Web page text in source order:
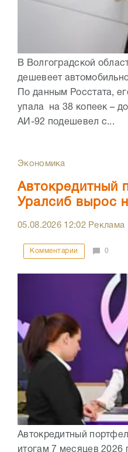
В Волгоградской
дешевеет
По данным Росстата,
упала на 38 копеек –
АИ-92 подешевел с...
Экономика
Автокредитный
Уралсиб вырос
05.08.2026 12:02Реклама
Комментарии 0
Автокредитный
итогам 7 месяцев 2026